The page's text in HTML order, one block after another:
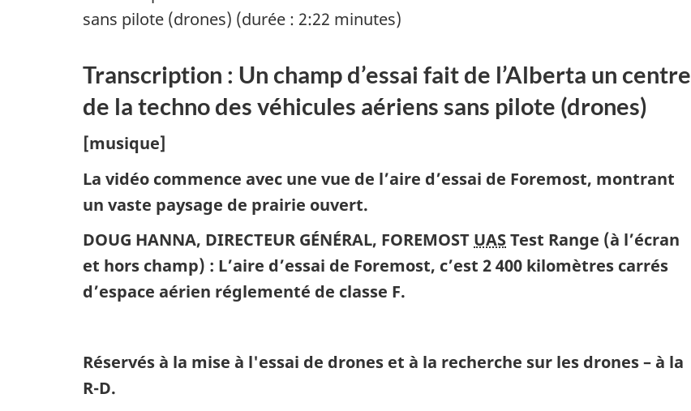
muet
sans pilote (drones) (durée : 2:22 minutes)
Transcription : Un champ d’essai fait de l’Alberta un centre
de la techno des véhicules aériens sans pilote (drones)
[musique]
La vidéo commence avec une vue de l’aire d’essai de Foremost, montrant
un vaste paysage de prairie ouvert.
DOUG HANNA, DIRECTEUR GÉNÉRAL, FOREMOST UASTest Range (à l’écran
et hors champ) : L’aire d’essai de Foremost, c’est 2 400 kilomètres carrés
d’espace aérien réglementé de classe F.
Réservés à la mise à l'essai de drones et à la recherche sur les drones – à la
R-D.